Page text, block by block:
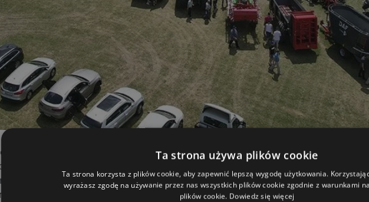
ale pomimo niedogodności jakie zafundowała aura do Minikowa przyjechało 250
Ponad 70% powierzchni tradycyjnie już zajęła technika rolnicza i innowacje w
przyciągnęły odwiedzających i to zarówno tych dorosłych jak i przyszłych -
klientów i użytkowników prezentowanej techniki rolniczej.
Ta strona używa plików cookie
Ta strona korzysta z plików cookie, aby zapewnić lepszą wygodę użytkowania.
wyrażasz zgodę na używanie przez nas wszystkich plików cookie zgodnie z warunkami
plików cookie. Dowiedz się więcej